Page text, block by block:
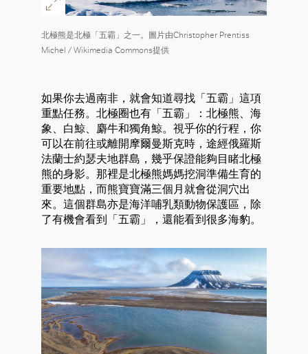
北極熊是北極「五霸」之一。圖片由Christopher Prentiss
Michel / Wikimedia Commons提供
如果你去過南非，就會知道尋找「五霸」這項
重點任務。北極圈也有「五霸」：北極熊、海
象、白鯨、麝牛和獨角鯨。視乎你的行程，你
可以在前往或離開摩爾曼斯克時，途經俄羅斯
法蘭士約瑟夫地群島，幾乎保證能夠目睹北極
熊的身影。那裡是北極熊媽媽挖洞準備生育的
重要地點，而熊寶寶滿三個月就會從洞穴出
來。這個群島亦是海洋哺乳類動物保護區，除
了有機會看到「五霸」，還能看到很多海豹。